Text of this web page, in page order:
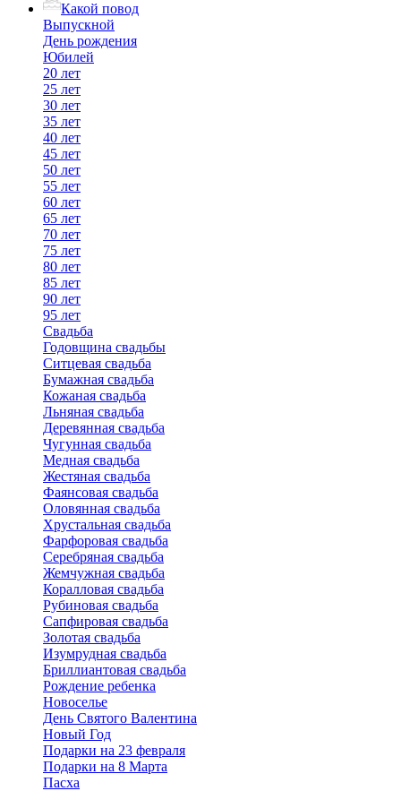
Какой повод
Выпускной
День рождения
Юбилей
20 лет
25 лет
30 лет
35 лет
40 лет
45 лет
50 лет
55 лет
60 лет
65 лет
70 лет
75 лет
80 лет
85 лет
90 лет
95 лет
Свадьба
Годовщина свадьбы
Ситцевая свадьба
Бумажная свадьба
Кожаная свадьба
Льняная свадьба
Деревянная свадьба
Чугунная свадьба
Медная свадьба
Жестяная свадьба
Фаянсовая свадьба
Оловянная свадьба
Хрустальная свадьба
Фарфоровая свадьба
Серебряная свадьба
Жемчужная свадьба
Коралловая свадьба
Рубиновая свадьба
Сапфировая свадьба
Золотая свадьба
Изумрудная свадьба
Бриллиантовая свадьба
Рождение ребенка
Новоселье
День Святого Валентина
Новый Год
Подарки на 23 февраля
Подарки на 8 Марта
Пасха